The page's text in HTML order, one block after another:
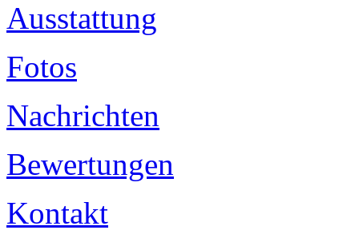
Ausstattung
Fotos
Nachrichten
Bewertungen
Kontakt